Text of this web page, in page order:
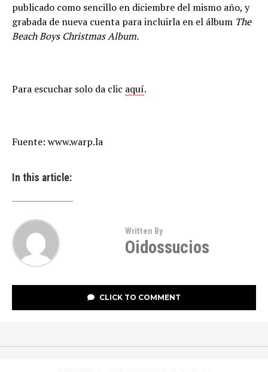
publicado como sencillo en diciembre del mismo año, y
grabada de nueva cuenta para incluirla en el álbum The
Beach Boys Christmas Album.
Para escuchar solo da clic aquí.
Fuente: www.warp.la
In this article:
Written By
Oidossucios
CLICK TO COMMENT